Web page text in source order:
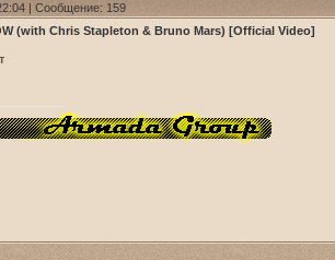
| Сообщение: 159
(with Chris Stapleton & Bruno Mars) [Official Video]